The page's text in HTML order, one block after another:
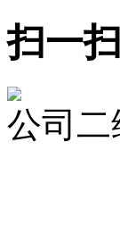
扫一
公司二